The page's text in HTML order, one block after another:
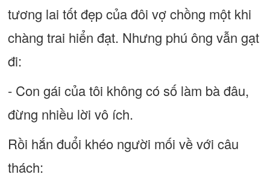
tương lai tốt đẹp của đôi vợ chồng một khi
chàng trai hiển đạt. Nhưng phú ông vẫn gạt
đi:
- Con gái của tôi không có số làm bà đâu,
đừng nhiều lời vô ích.
Rồi hắn đuổi khéo người mối về với câu
thách: